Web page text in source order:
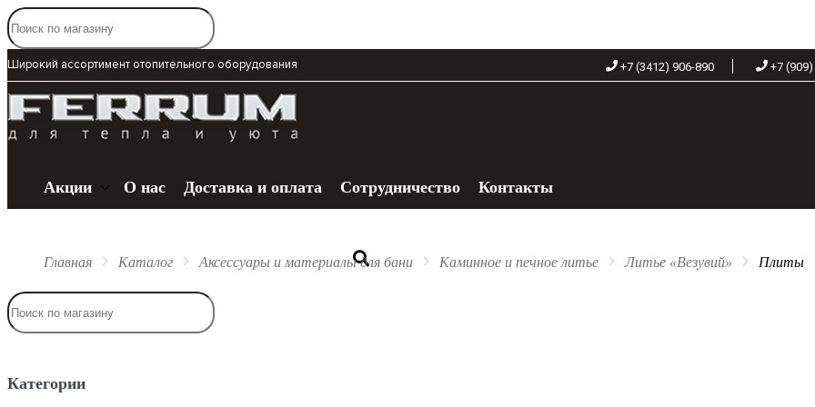
Широкий ассортимент отопительного оборудования +7 (3412) 906-890 +7
Акции О нас Доставка и оплата Сотрудничество Контакты
Каталог
+7 (909) 060-68-90
Главная Каталог Аксессуары и материалы для бани Каминное и печное литье Литье «Везувий» Плиты
Плиты
Категории